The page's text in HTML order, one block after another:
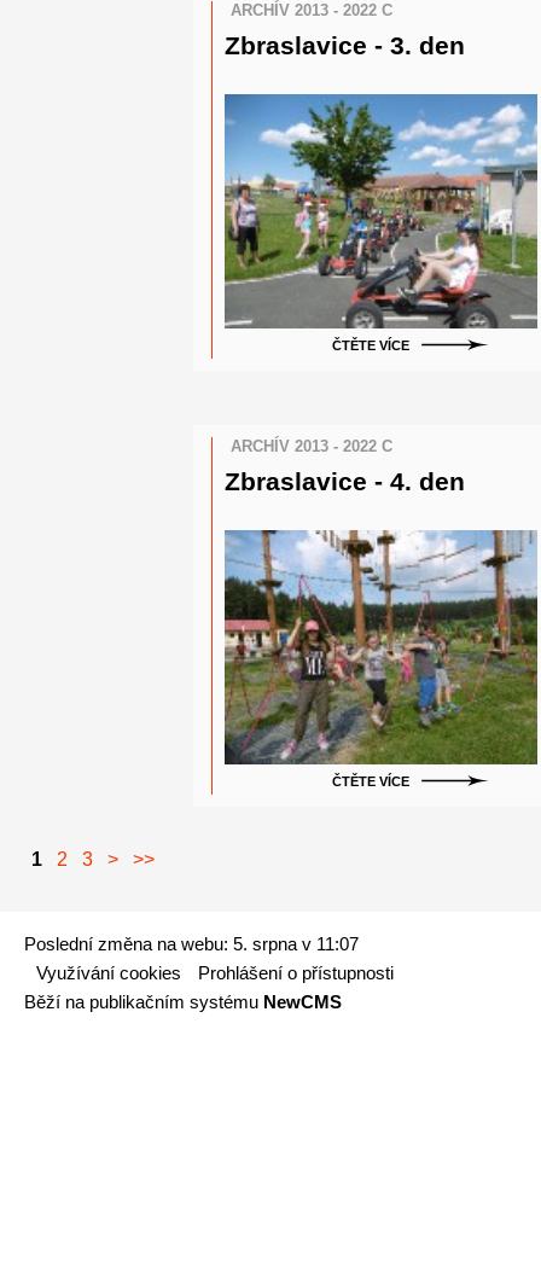
ARCHÍV 2013 - 2022 C
Zbraslavice - 3. den
ČTĚTE VÍCE
ARCHÍV 2013 - 2022 C
Zbraslavice - 4. den
ČTĚTE VÍCE
1 2 3 > >>
Poslední změna na webu: 5. srpna v 11:07
Využívání cookies
Prohlášení o přístupnosti
Běží na publikačním systému NewCMS